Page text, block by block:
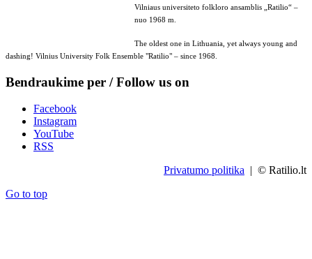
Vilniaus universiteto folkloro ansamblis „Ratilio“ –
nuo 1968 m.
The oldest one in Lithuania, yet always young and
dashing! Vilnius University Folk Ensemble "Ratilio" – since 1968.
Bendraukime per / Follow us on
Facebook
Instagram
YouTube
RSS
Privatumo politika | © Ratilio.lt
Go to top